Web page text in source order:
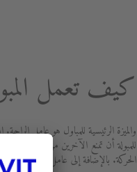
كيف تعمل
والميزة الرئيسية للمباول هو عامل
للمبولة أن تمنع الآخرين من الانتظار
الحركة. بالإضافة إلى عامل الراحة،